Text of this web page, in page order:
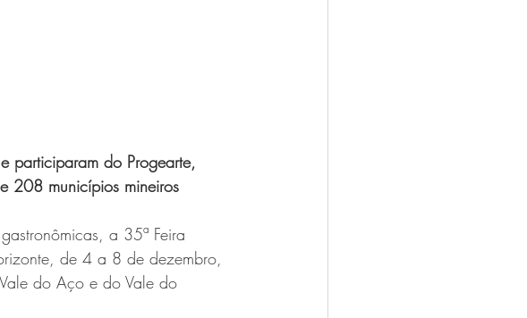
participaram do Progearte,
208 municípios mineiros
a 35ª Feira
de 4 a 8 de dezembro,
do Aço e do Vale do